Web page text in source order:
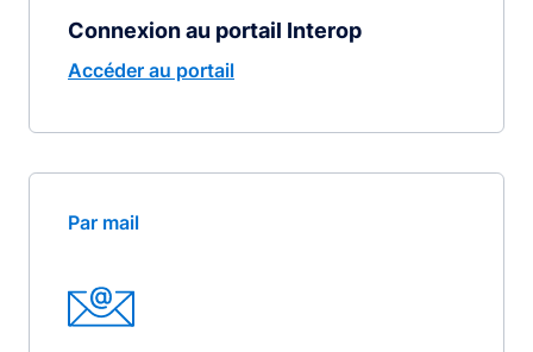
Connexion au portail Interop
Accéder au portail
Par mail